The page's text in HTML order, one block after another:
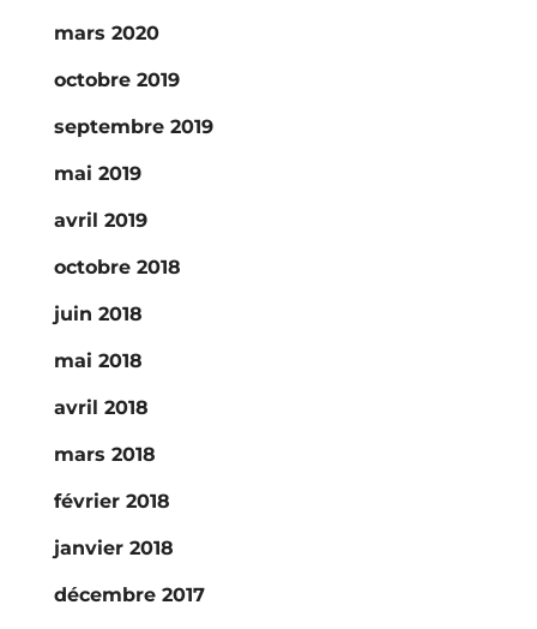
mars 2020
octobre 2019
septembre 2019
mai 2019
avril 2019
octobre 2018
juin 2018
mai 2018
avril 2018
mars 2018
février 2018
janvier 2018
décembre 2017